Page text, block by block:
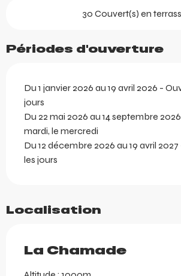
30 Couvert(s) en
Périodes d'ouverture
Du 1 janvier 2026 au 19 avril 2026 -
jours
Du 22 mai 2026 au 14 septembre
mardi, le mercredi
Du 12 décembre 2026 au 19 avril
les jours
Localisation
La Chamade